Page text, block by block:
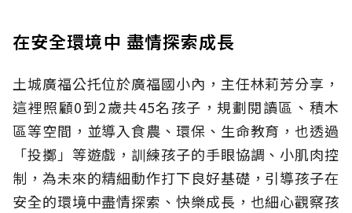
在安全環境中 盡情探索成長
土城廣福公托位於廣福國小內，主任林莉芳分享，
這裡照顧0到2歲共45名孩子，規劃閱讀區、積木
區等空間，並導入食農、環保、生命教育，也透過
「投擲」等遊戲，訓練孩子的手眼協調、小肌肉控
制，為未來的精細動作打下良好基礎，引導孩子在
安全的環境中盡情探索、快樂成長，也細心觀察孩